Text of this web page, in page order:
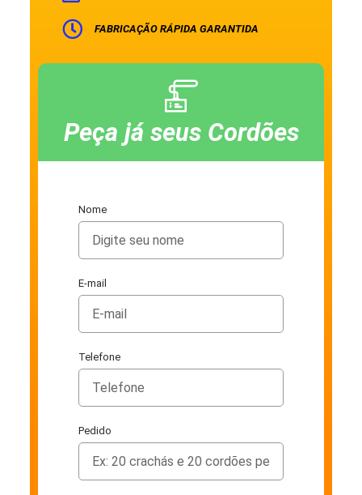
FABRICAÇÃO RÁPIDA GARANTIDA
Peça já seus Cordões
Nome
E-mail
Telefone
Pedido